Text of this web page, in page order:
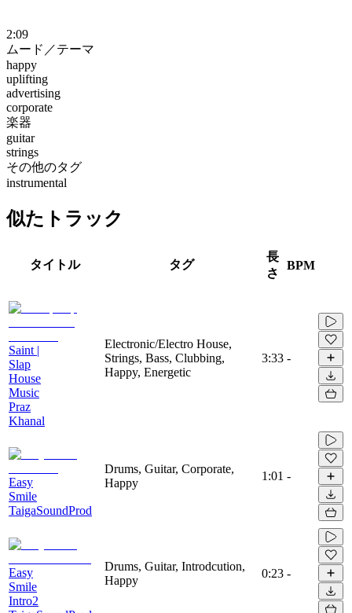
2:09
ムード／テーマ
happy
uplifting
advertising
corporate
楽器
guitar
strings
その他のタグ
instrumental
似たトラック
タイトル タグ
長
さ
BPM
Saint |
Slap
House
Music
Praz
Khanal
Electronic/Electro House,
Strings, Bass, Clubbing,
Happy, Energetic
3:33 -
Easy
Smile
TaigaSoundProd
Drums, Guitar, Corporate,
Happy
1:01 -
Easy
Smile
Intro2
Drums, Guitar, Introdcution,
Happy
0:23 -